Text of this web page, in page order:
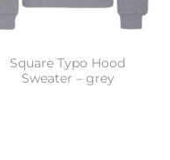
Square Typo Hood
Sweater – grey